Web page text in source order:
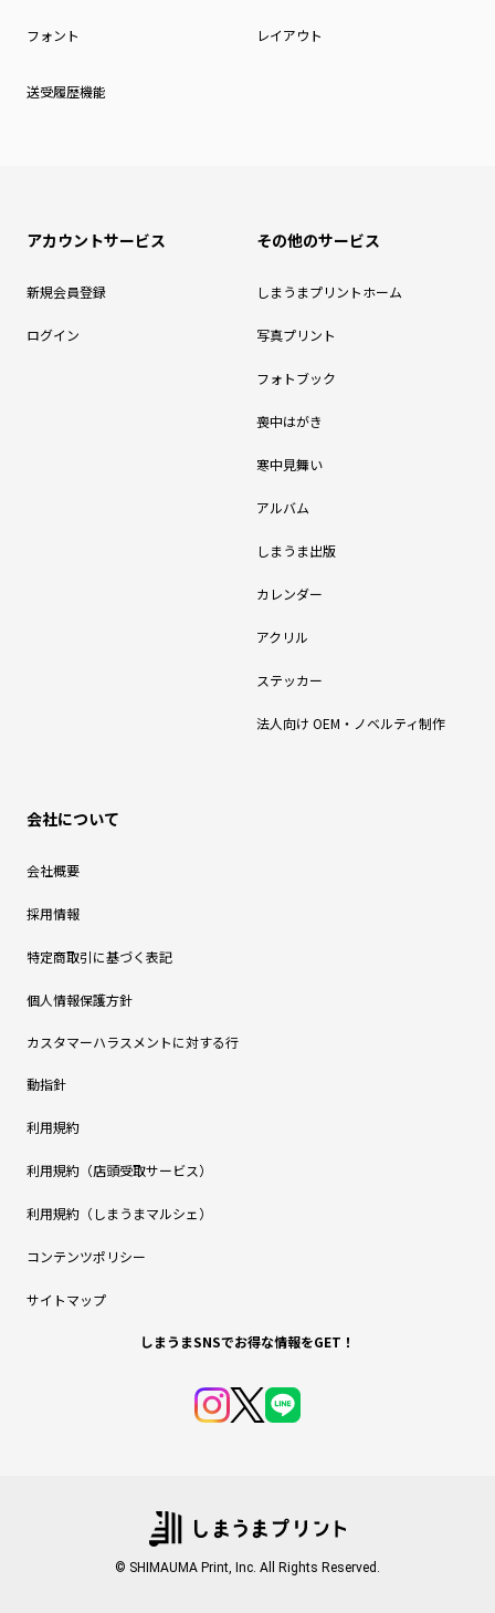
フォント レイアウト
送受履歴機能
アカウントサービス
新規会員登録
ログイン
その他のサービス
しまうまプリントホーム
写真プリント
フォトブック
喪中はがき
寒中見舞い
アルバム
しまうま出版
カレンダー
アクリル
ステッカー
法人向け OEM・ノベルティ制作
会社について
会社概要
採用情報
特定商取引に基づく表記
個人情報保護方針
カスタマーハラスメントに対する行
動指針
利用規約
利用規約（店頭受取サービス）
利用規約（しまうまマルシェ）
コンテンツポリシー
サイトマップ
しまうまSNSでお得な情報をGET！
© SHIMAUMA Print, Inc. All Rights Reserved.